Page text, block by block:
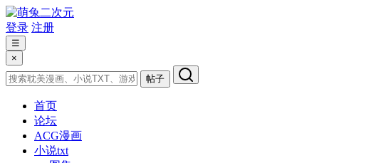
登录 注册
☰
×
帖子
首页
论坛
ACG漫画
小说txt